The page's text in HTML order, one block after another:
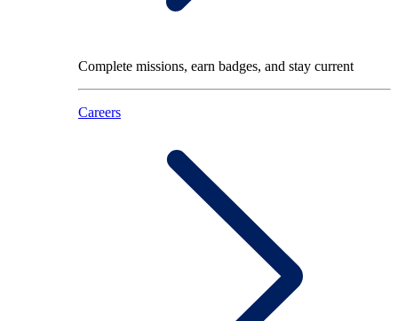
Complete missions, earn badges, and stay current
Careers